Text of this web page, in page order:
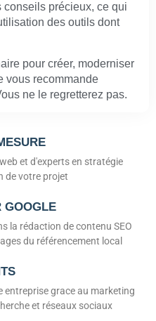
conseils précieux, ce qui
des outils dont
pour créer, moderniser
vous recommande
ne le regretterez pas.
et d'experts en stratégie
de votre projet
GOOGLE
la rédaction de contenu SEO
du référencement local
entreprise grace au marketing
et réseaux sociaux